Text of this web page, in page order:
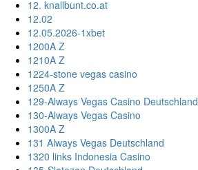
12. knallbunt.co.at
12.02
12.05.2026-1xbet
1200A Z
1210A Z
1224-stone vegas casino
1250A Z
129-Always Vegas Casino Deutschland
130-Always Vegas Casino
1300A Z
131 Always Vegas Deutschland
1320 links Indonesia Casino